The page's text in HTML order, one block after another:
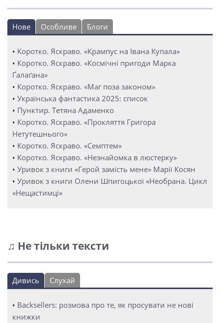
Нове Особливе Блоги
• Коротко. Яскраво. «Крампус на Івана Купала»
• Коротко. Яскраво. «Космічні пригоди Марка
Ґалаґана»
• Коротко. Яскраво. «Маг поза законом»
• Українська фантастика 2025: список
• Пунктир. Тетяна Адаменко
• Коротко. Яскраво. «Прокляття Григора
Нетутешнього»
• Коротко. Яскраво. «Семптем»
• Коротко. Яскраво. «Незнайомка в люстерку»
• Уривок з книги «Герой замість мене» Марії Косян
• Уривок з книги Олени Шпигоцької «Необрана. Цикл
«Нещастимці»
♫ Не тільки тексти
Дивись Слухай
• Backsellers: розмова про те, як просувати не нові
книжки